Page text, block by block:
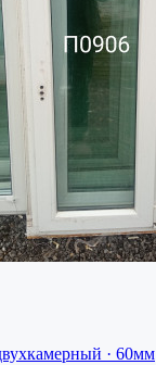
· 60мм